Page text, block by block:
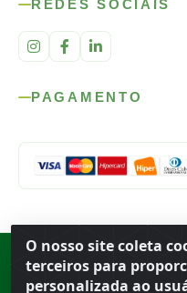
O nosso site coleta
terceiros para
personalizada ao
REDES SOCIAIS
PAGAMENTO
Rod. SP-215, s/n, km 98 — Área
· CNPJ 56.679.863/